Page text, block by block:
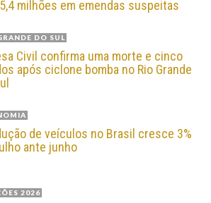
milhões em emendas suspeitas
DO SUL
Civil confirma uma morte e cinco
após ciclone bomba no Rio Grande
de veículos no Brasil cresce 3%
ante junho
2026